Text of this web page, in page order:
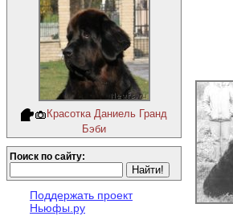
Красотка Даниель Гранд
Бэби
Поиск по сайту:
Поддержать проект
Ньюфы.ру